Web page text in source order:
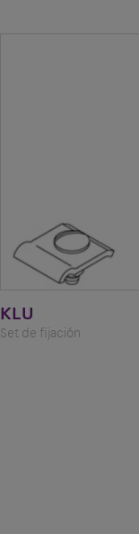
KLU
Set de fijación